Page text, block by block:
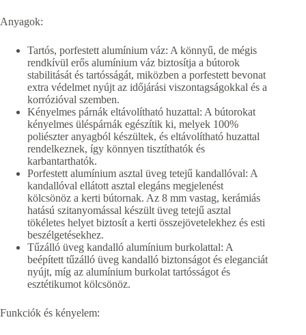
Anyagok:
Tartós, porfestett alumínium váz: A könnyű, de mégis
rendkívül erős alumínium váz biztosítja a bútorok
stabilitását és tartósságát, miközben a porfestett bevonat
extra védelmet nyújt az időjárási viszontagságokkal és a
korrózióval szemben.
Kényelmes párnák eltávolítható huzattal: A bútorokat
kényelmes üléspárnák egészítik ki, melyek 100%
poliészter anyagból készültek, és eltávolítható huzattal
rendelkeznek, így könnyen tisztíthatók és
karbantarthatók.
Porfestett alumínium asztal üveg tetejű kandallóval: A
kandallóval ellátott asztal elegáns megjelenést
kölcsönöz a kerti bútornak. Az 8 mm vastag, kerámiás
hatású szitanyomással készült üveg tetejű asztal
tökéletes helyet biztosít a kerti összejövetelekhez és esti
beszélgetésekhez.
Tűzálló üveg kandalló alumínium burkolattal: A
beépített tűzálló üveg kandalló biztonságot és eleganciát
nyújt, míg az alumínium burkolat tartósságot és
esztétikumot kölcsönöz.
Funkciók és kényelem: